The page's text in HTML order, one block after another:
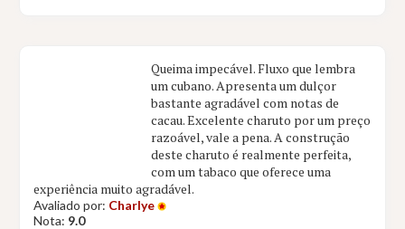
Queima impecável. Fluxo que lembra
um cubano. Apresenta um dulçor
bastante agradável com notas de
cacau. Excelente charuto por um preço
razoável, vale a pena. A construção
deste charuto é realmente perfeita,
com um tabaco que oferece uma
experiência muito agradável.
Avaliado por: Charlye
Nota: 9.0